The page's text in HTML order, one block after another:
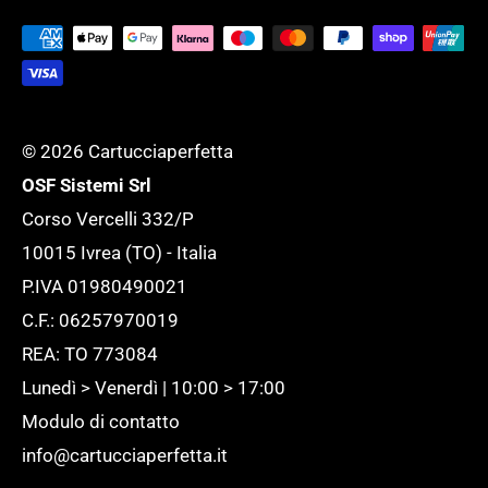
esigenza.
Tutte le novità
© 2026 Cartucciaperfetta
OSF Sistemi Srl
Corso Vercelli 332/P
10015 Ivrea (TO) - Italia
P.IVA 01980490021
C.F.: 06257970019
REA: TO 773084
Lunedì > Venerdì | 10:00 > 17:00
Modulo di contatto
info@cartucciaperfetta.it